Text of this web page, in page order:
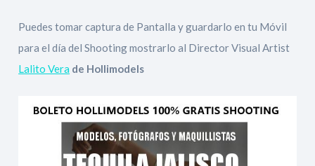
Puedes tomar captura de Pantalla y guardarlo en tu Móvil
para el día del Shooting mostrarlo al Director Visual Artist
Lalito Vera de Hollimodels